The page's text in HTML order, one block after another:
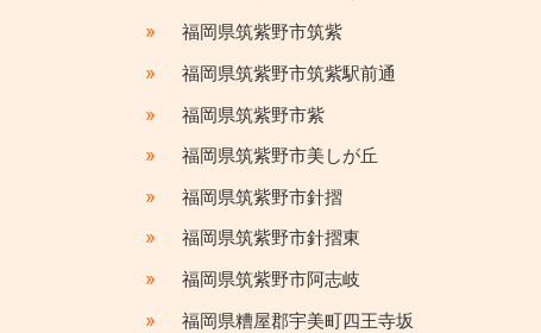
» 福岡県筑紫野市筑紫
» 福岡県筑紫野市筑紫駅前通
» 福岡県筑紫野市紫
» 福岡県筑紫野市美しが丘
» 福岡県筑紫野市針摺
» 福岡県筑紫野市針摺東
» 福岡県筑紫野市阿志岐
» 福岡県糟屋郡宇美町四王寺坂